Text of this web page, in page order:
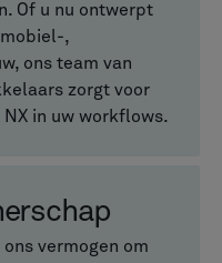
Of u nu ontwerpt
,
ons team van
zorgt voor
in uw workflows.
vermogen om